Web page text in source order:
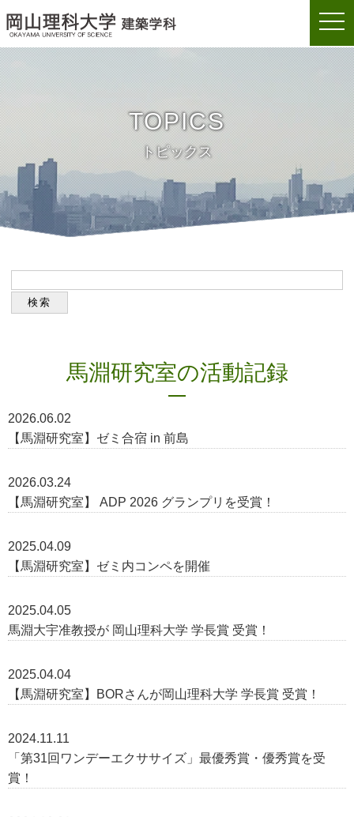
TOPICS
トピックス
馬淵研究室の活動記録
2026.06.02
【馬淵研究室】ゼミ合宿 in 前島
2026.03.24
【馬淵研究室】 ADP 2026 グランプリを受賞！
2025.04.09
【馬淵研究室】ゼミ内コンペを開催
2025.04.05
馬淵大宇准教授が 岡山理科大学 学長賞 受賞！
2025.04.04
【馬淵研究室】BORさんが岡山理科大学 学長賞 受賞！
2024.11.11
「第31回ワンデーエクササイズ」最優秀賞・優秀賞を受
賞！